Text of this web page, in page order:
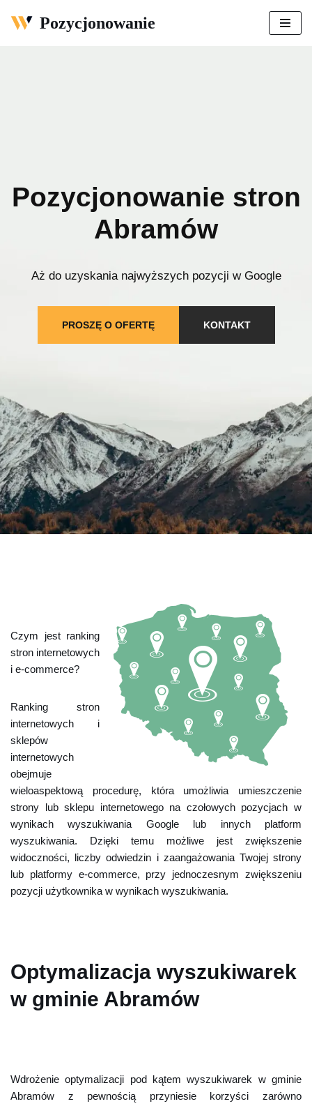
Pozycjonowanie
Pozycjonowanie stron
Abramów
Aż do uzyskania najwyższych pozycji w Google
PROSZĘ O OFERTĘ KONTAKT
Czym jest ranking
stron internetowych
i e-commerce?
Ranking stron
internetowych i
sklepów
internetowych
obejmuje
wieloaspektową procedurę, która umożliwia umieszczenie
strony lub sklepu internetowego na czołowych pozycjach w
wynikach wyszukiwania Google lub innych platform
wyszukiwania. Dzięki temu możliwe jest zwiększenie
widoczności, liczby odwiedzin i zaangażowania Twojej strony
lub platformy e-commerce, przy jednoczesnym zwiększeniu
pozycji użytkownika w wynikach wyszukiwania.
Optymalizacja wyszukiwarek
w gminie Abramów
Wdrożenie optymalizacji pod kątem wyszukiwarek w gminie
Abramów z pewnością przyniesie korzyści zarówno